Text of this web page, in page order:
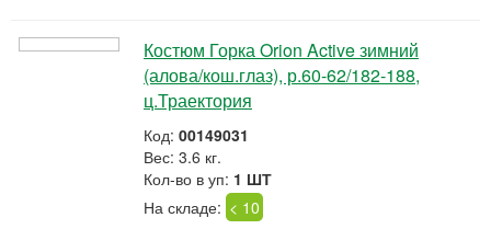
Костюм Горка Orion Active зимний
(алова/кош.глаз), р.60-62/182-188,
ц.Траектория
Код: 00149031
Вес: 3.6 кг.
Кол-во в уп: 1 ШТ
На складе: < 10